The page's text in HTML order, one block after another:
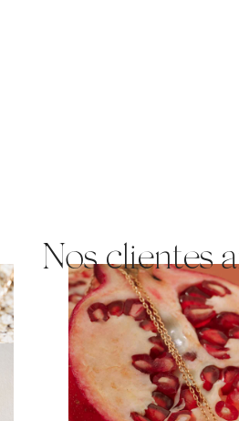
Nos clientes